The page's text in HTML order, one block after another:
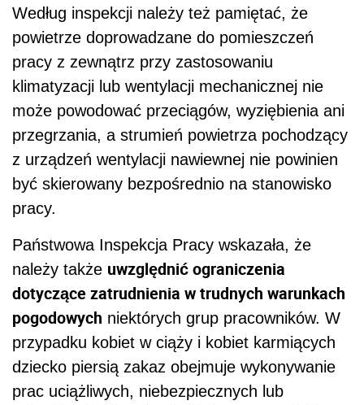
Według inspekcji należy też pamiętać, że
powietrze doprowadzane do pomieszczeń
pracy z zewnątrz przy zastosowaniu
klimatyzacji lub wentylacji mechanicznej nie
może powodować przeciągów, wyziębienia ani
przegrzania, a strumień powietrza pochodzący
z urządzeń wentylacji nawiewnej nie powinien
być skierowany bezpośrednio na stanowisko
pracy.
Państwowa Inspekcja Pracy wskazała, że
należy także uwzględnić ograniczenia
dotyczące zatrudnienia w trudnych warunkach
pogodowych niektórych grup pracowników. W
przypadku kobiet w ciąży i kobiet karmiących
dziecko piersią zakaz obejmuje wykonywanie
prac uciążliwych, niebezpiecznych lub